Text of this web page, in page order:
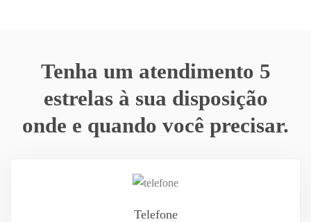
Tenha um atendimento 5
estrelas à sua disposição
onde e quando você precisar.
Telefone